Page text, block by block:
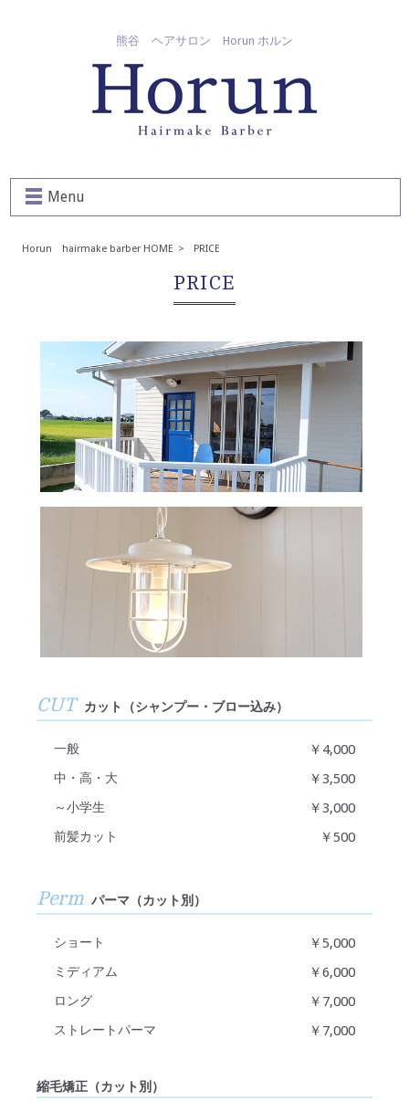
熊谷 ヘアサロン Horun ホルン
Menu
Horun hairmake barber HOME > PRICE
PRICE
CUT カット（シャンプー・ブロー込み）
一般 ￥4,000
中・高・大 ￥3,500
～小学生 ￥3,000
前髪カット ￥500
Perm パーマ（カット別）
ショート ￥5,000
ミディアム ￥6,000
ロング ￥7,000
ストレートパーマ ￥7,000
縮毛矯正（カット別）